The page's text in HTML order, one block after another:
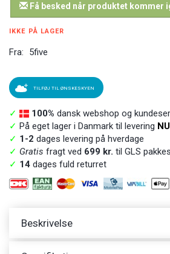
Få besked når produktet kommer
IKKE PÅ LAGER
Fra: 5five
TILFØJ TIL ØNSKESKYEN
✓ 100% dansk webshop og
✓ På eget lager i Danmark til levering NU
✓ 1-2 dages levering på hverdage
✓ Gratis fragt ved 699 kr. til GLS
✓ 14 dages fuld returret
Beskrivelse